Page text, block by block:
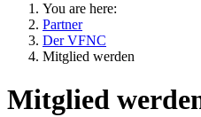
You are here:
Partner
Der VFNC
Mitglied werden
Mitglied